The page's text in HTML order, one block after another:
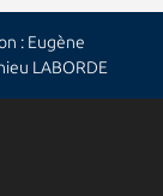
: Eugène
LABORDE